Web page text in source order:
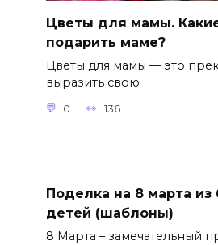
Цветы для мамы.
подарить маме?
Цветы для мамы — это
выразить свою
0 136
Поделка на 8 марта из
детей (шаблоны)
8 Марта – замечательный